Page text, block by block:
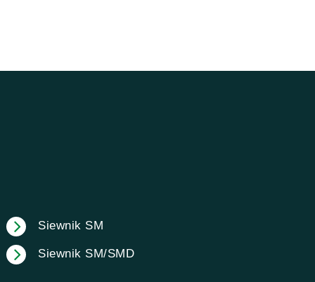
Siewnik SM
Siewnik SM/SMD